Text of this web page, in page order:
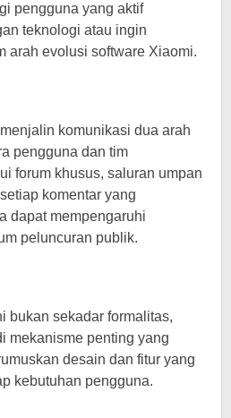
pengguna yang aktif
teknologi atau ingin
arah evolusi software Xiaomi.
komunikasi dua arah
pengguna dan tim
forum khusus, saluran umpan
komentar yang
dapat mempengaruhi
peluncuran publik.
bukan sekadar formalitas,
mekanisme penting yang
desain dan fitur yang
kebutuhan pengguna.